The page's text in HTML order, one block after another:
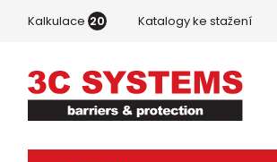
Kalkulace 20 Katalogy ke stažení